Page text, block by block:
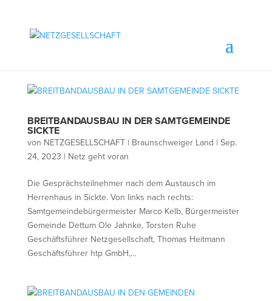
BREITBANDAUSBAU IN DER SAMTGEMEINDE
SICKTE
von NETZGESELLSCHAFT | Braunschweiger Land | Sep.
24, 2023 | Netz geht voran
Die Gesprächsteilnehmer nach dem Austausch im
Herrenhaus in Sickte. Von links nach rechts:
Samtgemeindebürgermeister Marco Kelb, Bürgermeister
Gemeinde Dettum Ole Jahnke, Torsten Ruhe
Geschäftsführer Netzgesellschaft, Thomas Heitmann
Geschäftsführer htp GmbH,...